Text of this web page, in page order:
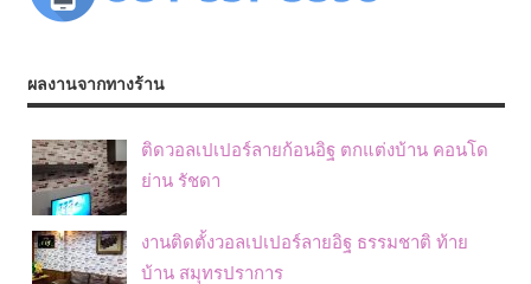
ผลงานจากทางร้าน
ติดวอลเปเปอร์ลายก้อนอิฐ ตกแต่งบ้าน คอนโด
ย่าน รัชดา
งานติดตั้งวอลเปเปอร์ลายอิฐ ธรรมชาติ ท้าย
บ้าน สมุทรปราการ